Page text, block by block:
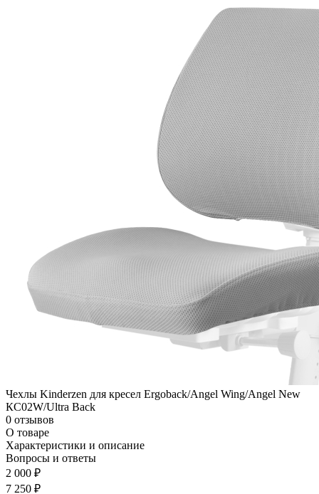
Чехлы Kinderzen для кресел Ergoback/Angel Wing/Angel New
КС02W/Ultra Back
0 отзывов
О товаре
Характеристики и описание
Вопросы и ответы
2 000 ₽
7 250 ₽